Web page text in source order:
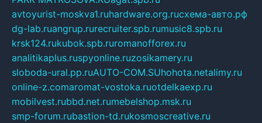
avtoyurist-moskva1.ruhardware.org.ruсхема-авто.рф
dg-lab.ruangrup.rurecruiter.spb.rumusic8.spb.ru
krsk124.rukubok.spb.ruromanofforex.ru
analitikaplus.ruspyonline.ruzosikamery.ru
sloboda-ural.pp.ruAUTO-COM.SUhohota.netalimy.ru
online-z.comaromat-vostoka.ruotdelkaexp.ru
mobilvest.rubbd.net.rumebelshop.msk.ru
smp-forum.rubastion-td.rukosmoscreative.ru